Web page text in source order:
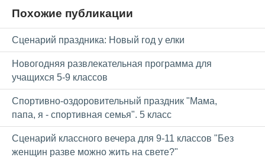
Похожие публикации
Сценарий праздника: Новый год у елки
Новогодняя развлекательная программа для
учащихся 5-9 классов
Спортивно-оздоровительный праздник "Мама,
папа, я - спортивная семья". 5 класс
Сценарий классного вечера для 9-11 классов "Без
женщин разве можно жить на свете?"